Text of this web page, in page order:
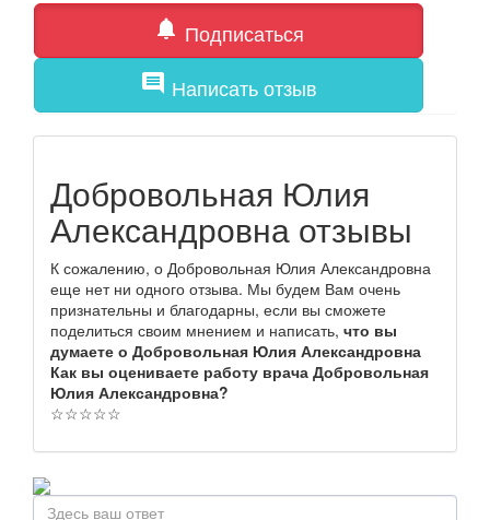
notifications Подписаться
comment Написать отзыв
Добровольная Юлия
Александровна отзывы
К сожалению, о Добровольная Юлия Александровна
еще нет ни одного отзыва. Мы будем Вам очень
признательны и благодарны, если вы сможете
поделиться своим мнением и написать, что вы
думаете о Добровольная Юлия Александровна
Как вы оцениваете работу врача Добровольная
Юлия Александровна?
☆☆☆☆☆